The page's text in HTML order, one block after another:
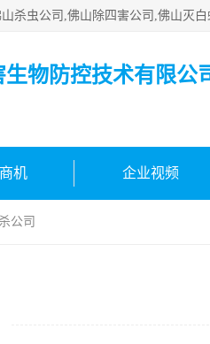
物防控技术有限公
机 企业视频
公司